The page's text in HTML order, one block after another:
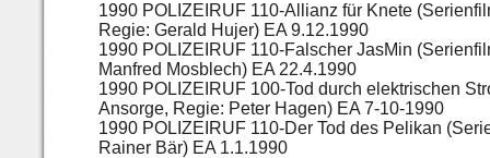
1990 POLIZEIRUF 110-Allianz für Knete
Regie: Gerald Hujer) EA 9.12.1990
1990 POLIZEIRUF 110-Falscher JasMin
Manfred Mosblech) EA 22.4.1990
1990 POLIZEIRUF 100-Tod durch elektrischen
Ansorge, Regie: Peter Hagen) EA 7-10-1990
1990 POLIZEIRUF 110-Der Tod des Pelikan
Rainer Bär) EA 1.1.1990